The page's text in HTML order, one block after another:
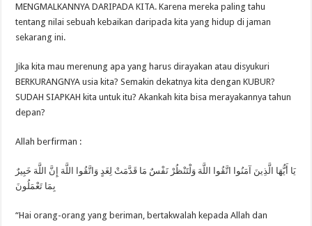
MENGMALKANNYA DARIPADA KITA. Karena mereka paling tahu
tentang nilai sebuah kebaikan daripada kita yang hidup di jaman
sekarang ini.
Jika kita mau merenung apa yang harus dirayakan atau disyukuri
BERKURANGNYA usia kita? Semakin dekatnya kita dengan KUBUR?
SUDAH SIAPKAH kita untuk itu? Akankah kita bisa merayakannya tahun
depan?
Allah berfirman :
يَا أَيُّهَا الَّذِينَ آمَنُوا اتَّقُوا اللَّهَ وَلْتَنْظُرْ نَفْسٌ مَا قَدَّمَتْ لِغَدٍ وَاتَّقُوا اللَّهَ إِنَّ اللَّهَ خَبِيرٌ
بِمَا تَعْمَلُونَ
“Hai orang-orang yang beriman, bertakwalah kepada Allah dan